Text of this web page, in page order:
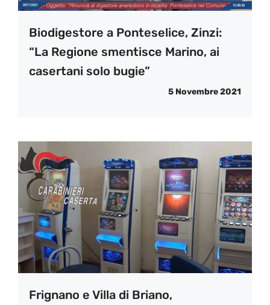
Biodigestore a Ponteselice, Zinzi:
“La Regione smentisce Marino, ai
casertani solo bugie”
5 Novembre 2021
Frignano e Villa di Briano,